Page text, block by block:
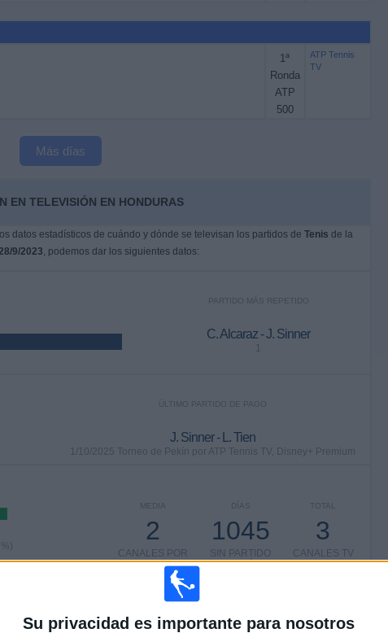
Su privacidad es importante para nosotros
1ª
Ronda
ATP
500
ATP Tennis
TV
Más días
EN TELEVISIÓN EN HONDURAS
datos estadísticos de cuándo y dónde se televisan los partidos de Tenis de la
9/2023, podemos dar los siguientes datos:
PARTIDO MÁS REPETIDO
C. Alcaraz - J. Sinner
1
ÚLTIMO PARTIDO DE PAGO
J. Sinner - L. Tien
1/10/2025 Torneo de Pekín por ATP Tennis TV, Disney+ Premium
TOTAL
3
CANALES TV
DÍAS
1045
SIN PARTIDO
GRATUÍTO
MEDIA
2
CANALES POR
PARTIDO